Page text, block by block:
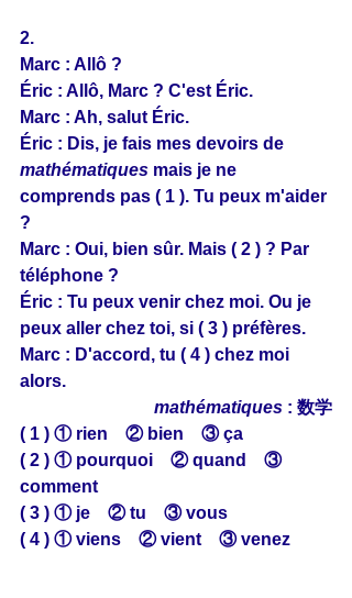
2.
Marc : Allô ?
Éric : Allô, Marc ? C'est Éric.
Marc : Ah, salut Éric.
Éric : Dis, je fais mes devoirs de
mathématiques mais je ne
comprends pas ( 1 ). Tu peux m'aider
?
Marc : Oui, bien sûr. Mais ( 2 ) ? Par
téléphone ?
Éric : Tu peux venir chez moi. Ou je
peux aller chez toi, si ( 3 ) préfères.
Marc : D'accord, tu ( 4 ) chez moi
alors.
mathématiques : 数学
( 1 ) ① rien　② bien　③ ça
( 2 ) ① pourquoi　② quand　③
comment
( 3 ) ① je　② tu　③ vous
( 4 ) ① viens　② vient　③ venez